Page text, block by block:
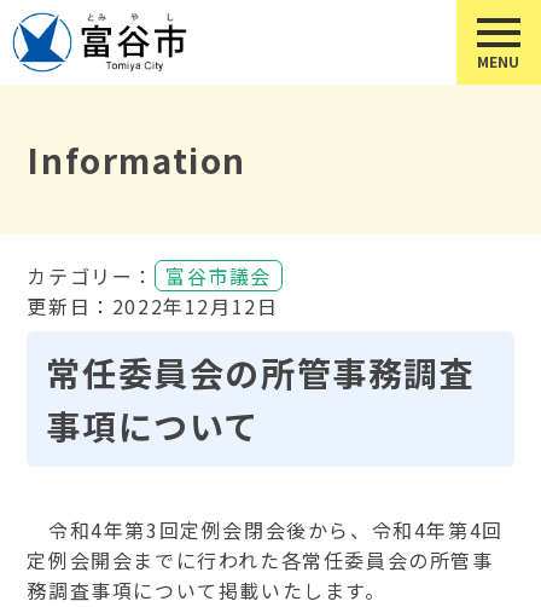
Information
カテゴリー：
富谷市議会
更新日：2022年12月12日
常任委員会の所管事務調査
事項について
令和4年第3回定例会閉会後から、令和4年第4回
定例会開会までに行われた各常任委員会の所管事
務調査事項について掲載いたします。